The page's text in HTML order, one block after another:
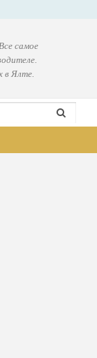
самое
в Ялте.